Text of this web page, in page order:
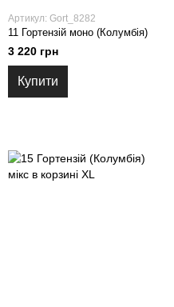
Артикул: Gort_8282
11 Гортензій моно (Колумбія)
3 220 грн
Купити